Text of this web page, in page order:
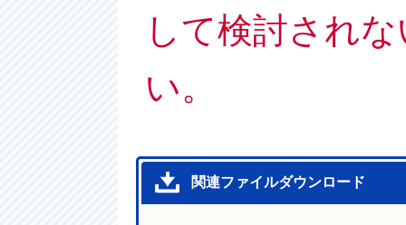
して検討され
い。
関連ファイルダウンロード